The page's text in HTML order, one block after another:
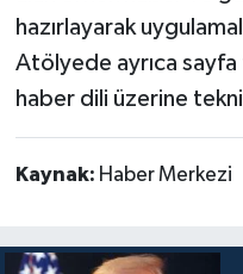
hazırlayarak
Atölyede ayrıca sayfa
haber dili üzerine
Kaynak: Haber Merkezi